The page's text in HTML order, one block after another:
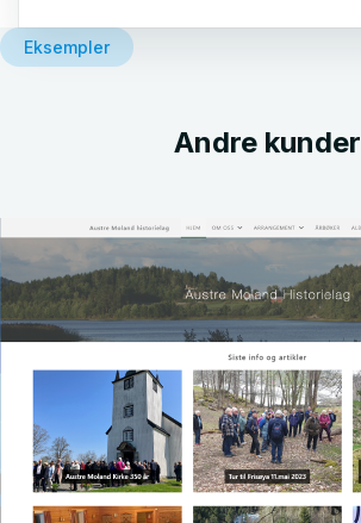
Eksempler
Andre kunder